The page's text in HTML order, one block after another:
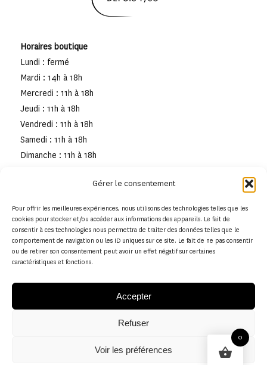
Gérer le consentement
Pour offrir les meilleures expériences, nous utilisons des technologies telles que les
cookies pour stocker et/ou accéder aux informations des appareils. Le fait de
consentir à ces technologies nous permettra de traiter des données telles que le
comportement de navigation ou les ID uniques sur ce site. Le fait de ne pas consentir
ou de retirer son consentement peut avoir un effet négatif sur certaines
caractéristiques et fonctions.
Accepter
Refuser
Voir les préférences
Horaires boutique
Lundi : fermé
Mardi : 14h à 18h
Mercredi : 11h à 18h
Jeudi : 11h à 18h
Vendredi : 11h à 18h
Samedi : 11h à 18h
Dimanche : 11h à 18h
0